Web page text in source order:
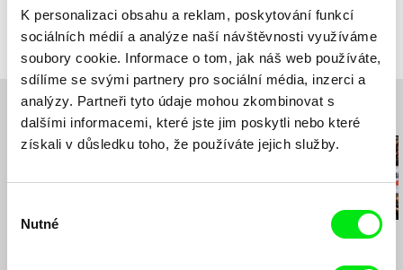
K personalizaci obsahu a reklam, poskytování funkcí
sociálních médií a analýze naší návštěvnosti využíváme
soubory cookie. Informace o tom, jak náš web používáte,
sdílíme se svými partnery pro sociální média, inzerci a
analýzy. Partneři tyto údaje mohou zkombinovat s
dalšími informacemi, které jste jim poskytli nebo které
získali v důsledku toho, že používáte jejich služby.
souhlasu
Nutné
Barevný
Produkce
Nikolaus Geyrhalter Filmproduktion GmbH
Hildebrandgasse 26
A-1180 Vienna
Rakousko
web:
http://www.geyrhalterfilm.com/
Související filmy (20)
Igor Bezinović